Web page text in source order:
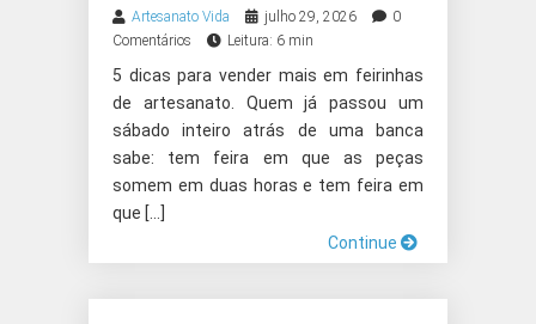
Artesanato Vida julho 29, 2026
0
Comentários
Leitura: 6 min
5 dicas para vender mais em feirinhas
de artesanato. Quem já passou um
sábado inteiro atrás de uma banca
sabe: tem feira em que as peças
somem em duas horas e tem feira em
que […]
Continue